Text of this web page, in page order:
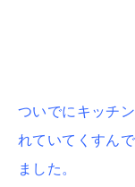
ついでにキッチ
れていてくすん
ました。